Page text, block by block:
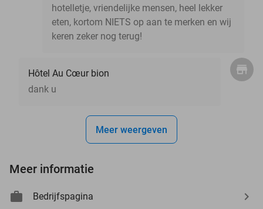
hotelletje, vriendelijke mensen, heel lekker
eten, kortom NIETS op aan te merken en wij
keren zeker nog terug!
Hôtel Au Cœur bion
dank u
Meer weergeven
Meer informatie
Bedrijfspagina